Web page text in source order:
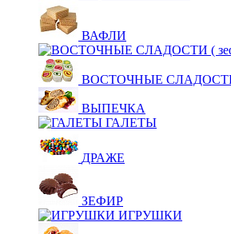
ВАФЛИ
ВОСТОЧНЫЕ СЛАДОСТИ
ВЫПЕЧКА
ГАЛЕТЫ
ДРАЖЕ
ЗЕФИР
ИГРУШКИ